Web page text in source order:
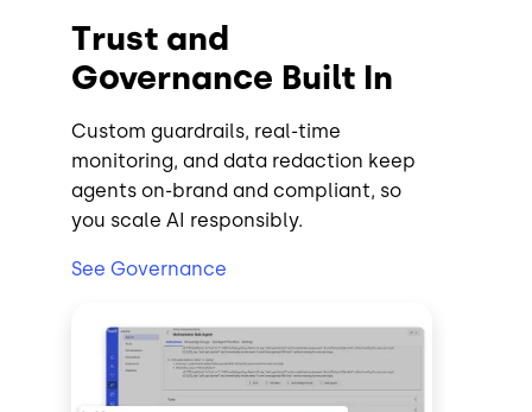
Trust and
Governance Built In
Custom guardrails, real-time
monitoring, and data redaction keep
agents on-brand and compliant, so
you scale AI responsibly.
See Governance